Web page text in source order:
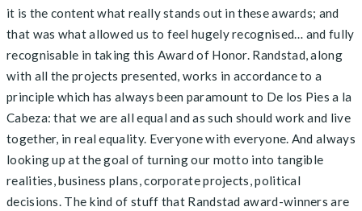
it is the content what really stands out in these awards; and
that was what allowed us to feel hugely recognised… and fully
recognisable in taking this Award of Honor. Randstad, along
with all the projects presented, works in accordance to a
principle which has always been paramount to De los Pies a la
Cabeza: that we are all equal and as such should work and live
together, in real equality. Everyone with everyone. And always
looking up at the goal of turning our motto into tangible
realities, business plans, corporate projects, political
decisions. The kind of stuff that Randstad award-winners are